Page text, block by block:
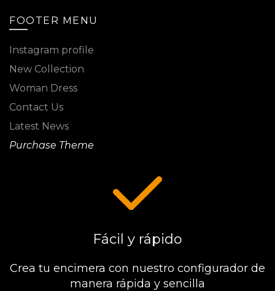
FOOTER MENU
Instagram profile
New Collection
Woman Dress
Contact Us
Latest News
Purchase Theme
Fácil y rápido
Crea tu encimera con nuestro configurador de
manera rápida y sencilla